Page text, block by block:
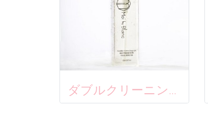
ダブルクリーニングジェル